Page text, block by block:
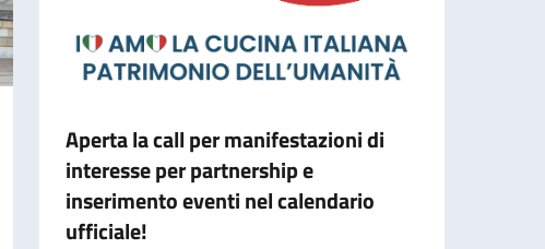
Aperta la call per manifestazioni di
interesse per partnership e
inserimento eventi nel calendario
ufficiale!